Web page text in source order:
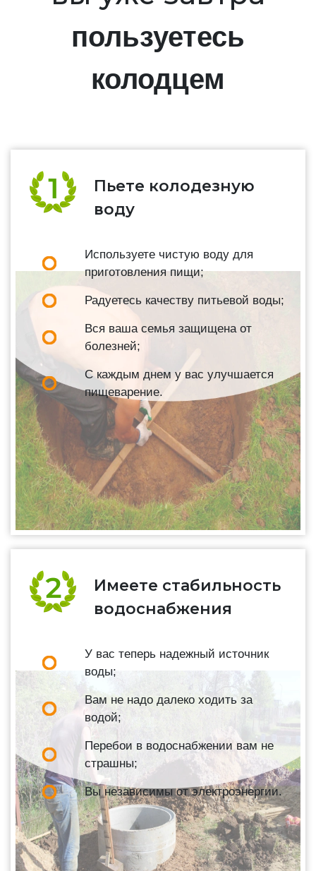
пользуетесь
колодцем
Пьете колодезную
воду
Используете чистую воду для
приготовления пищи;
Радуетесь качеству питьевой воды;
Вся ваша семья защищена от
болезней;
С каждым днем у вас улучшается
пищеварение.
Имеете стабильность
водоснабжения
У вас теперь надежный источник
воды;
Вам не надо далеко ходить за
водой;
Перебои в водоснабжении вам не
страшны;
Вы независимы от электроэнергии.